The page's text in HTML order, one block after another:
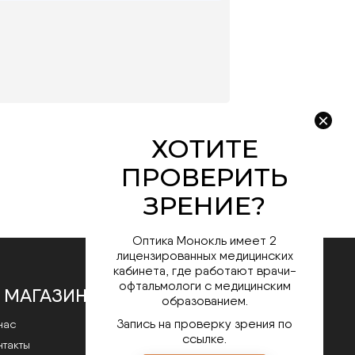
Оптика Монокль имеет 2
лицензированных медицинских
кабинета, где работают врачи-
офтальмологи с медицинским
образованием.
Запись на проверку зрения по
ссылке.